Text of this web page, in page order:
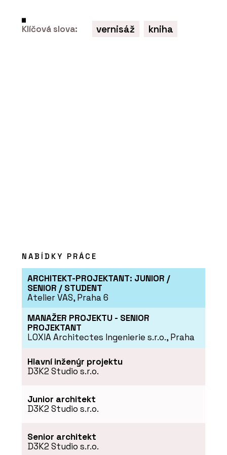
PRODUKTY
Vypínače a zásuvky Zoni®
ABB s.r.o.
Klíčová slova: vernisáž kniha
NABÍDKY PRÁCE
ARCHITEKT-PROJEKTANT: JUNIOR /
SENIOR / STUDENT
Atelier VAS, Praha 6
MANAŽER PROJEKTU - SENIOR
PROJEKTANT
LOXIA Architectes Ingenierie s.r.o., Praha
Hlavní inženýr projektu
D3K2 Studio s.r.o.
Junior architekt
D3K2 Studio s.r.o.
Senior architekt
D3K2 Studio s.r.o.